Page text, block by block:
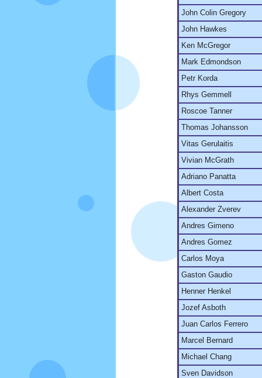
John Colin Gregory
John Hawkes
Ken McGregor
Mark Edmondson
Petr Korda
Rhys Gemmell
Roscoe Tanner
Thomas Johansson
Vitas Gerulaitis
Vivian McGrath
Adriano Panatta
Albert Costa
Alexander Zverev
Andres Gimeno
Andres Gomez
Carlos Moya
Gaston Gaudio
Henner Henkel
Jozef Asboth
Juan Carlos Ferrero
Marcel Bernard
Michael Chang
Sven Davidson